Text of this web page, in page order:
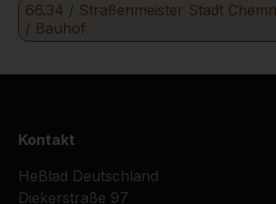
66.34 / Straßenmeister Stadt
/ Bauhof
Kontakt
HeBlad Deutschland
Diekerstraße 97